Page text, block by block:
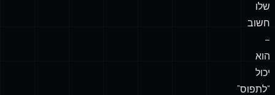
שלו
חשוב
–
הוא
יכול
“לתפוס”